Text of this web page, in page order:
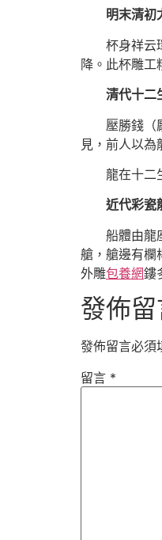
明末清初尤
杯身祥云環
降。此杯雕工
清代十二生
壓勝錢（厭
見，前人以
龍在十二生
近代彩瓷
船體由龍座
艙，艙邊有欄
外雕包養網鏤
發佈
發佈留言必須
留言 *